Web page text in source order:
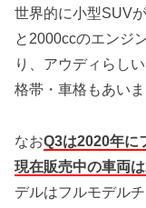
世界的に小型SUV
と2000ccのエンジ
り、アウディらし
格帯・車格もあい
なおQ3は2020年に
現在販売中の車両
デルはフルモデル